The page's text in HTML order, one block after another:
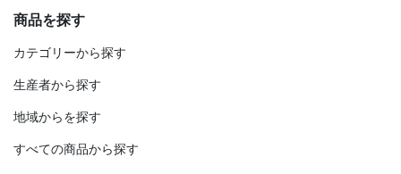
商品を探す
カテゴリーから探す
生産者から探す
地域からを探す
すべての商品から探す